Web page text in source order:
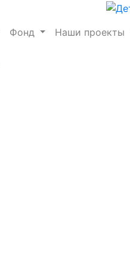
Фонд Наши проекты